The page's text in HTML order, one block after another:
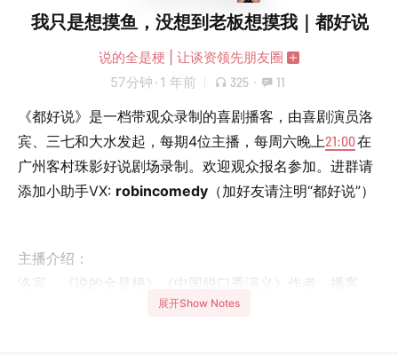
我只是想摸鱼，没想到老板想摸我｜都好说
说的全是梗 | 让谈资领先朋友圈
57分钟 · 1 年前 325 · 11
《都好说》是一档带观众录制的喜剧播客，由喜剧演员洛
宾、三七和大水发起，每期4位主播，每周六晚上21:00在
广州客村珠影好说剧场录制。欢迎观众报名参加。进群请
添加小助手VX: robincomedy （加好友请注明“都好说”）
主播介绍：
洛宾，《说的全是梗》《中国脱口秀演义》作者，播客
《说的全是梗》《粤语白话杂》主理人
展开Show Notes